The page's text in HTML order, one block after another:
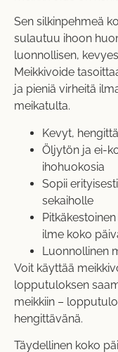
Sen silkinpehmeä
sulautuu ihoon
luonnollisen,
Meikkivoide
ja pieniä virheitä
meikatulta.
Kevyt,
Öljytön ja ei-
ihohuokosia
Sopii
sekaiholle
ilme koko
Luonnollinen
Voit käyttää
lopputuloksen
meikkiin –
hengittävänä.
Täydellinen koko